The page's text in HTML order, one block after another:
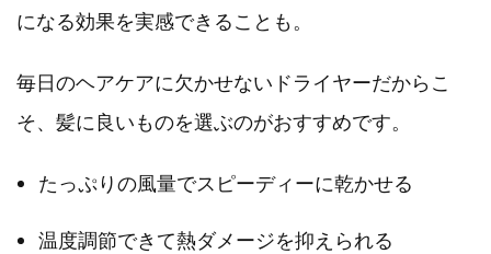
になる効果を実感できることも。
毎日のヘアケアに欠かせないドライヤーだからこ
そ、髪に良いものを選ぶのがおすすめです。
たっぷりの風量でスピーディーに乾かせる
温度調節できて熱ダメージを抑えられる